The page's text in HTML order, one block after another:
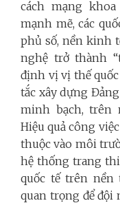
cách mạng
mạnh mẽ, các
phủ số, nền kinh
nghệ trở thành
định vị vị thế quốc
tắc xây dựng
minh bạch, trên
Hiệu quả công
thuộc vào môi
hệ thống trang
quốc tế trên nền
quan trọng để đội